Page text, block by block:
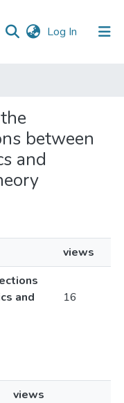
Log In (current)
between
and
views
and
16
views